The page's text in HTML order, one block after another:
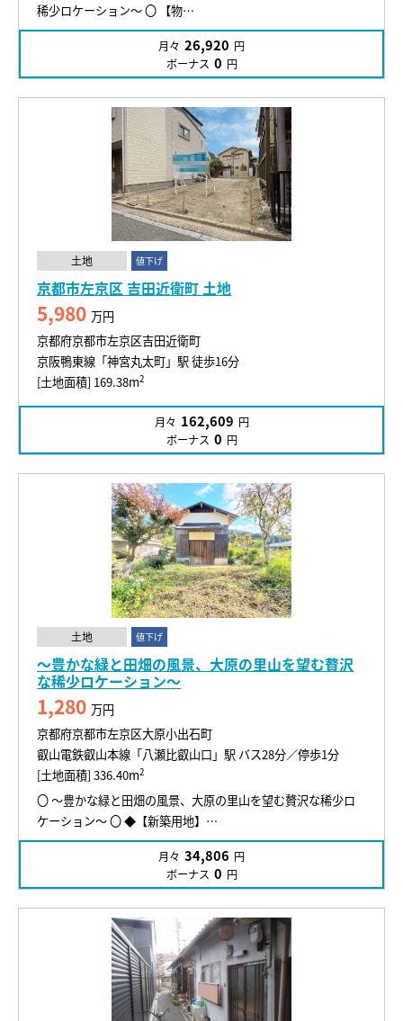
稀少ロケーション～ 〇 【物…
月々 26,920 円
ボーナス 0 円
土地 値下げ
京都市左京区 吉田近衛町 土地
5,980 万円
京都府京都市左京区吉田近衛町
京阪鴨東線「神宮丸太町」駅 徒歩16分
[土地面積] 169.38m2
月々 162,609 円
ボーナス 0 円
土地 値下げ
～豊かな緑と田畑の風景、大原の里山を望む贅沢
な稀少ロケーション～
1,280 万円
京都府京都市左京区大原小出石町
叡山電鉄叡山本線「八瀬比叡山口」駅 バス28分／停歩1分
[土地面積] 336.40m2
〇 ～豊かな緑と田畑の風景、大原の里山を望む贅沢な稀少ロ
ケーション～ 〇 ◆【新築用地】…
月々 34,806 円
ボーナス 0 円